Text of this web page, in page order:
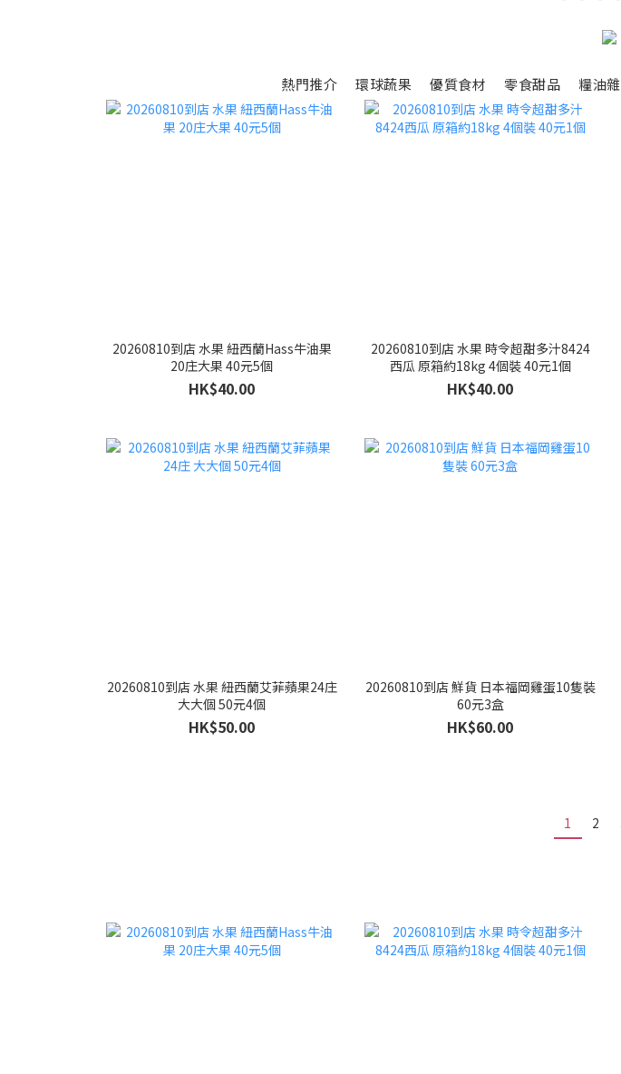
熱門推介 環球蔬果 優質食材 零食甜品 糧油
20260810到店 水果 紐西蘭Hass牛油果
20庄大果 40元5個
HK$40.00
20260810到店 水果 時令超甜多汁8424
西瓜 原箱約18kg 4個裝 40元1個
HK$40.00
20260810到店 水果 紐西蘭艾菲蘋果24庄
大大個 50元4個
HK$50.00
20260810到店 鮮貨 日本福岡雞蛋10隻裝
60元3盒
HK$60.00
1 2